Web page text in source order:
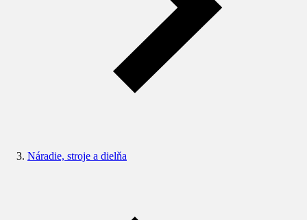
Náradie, stroje a dielňa